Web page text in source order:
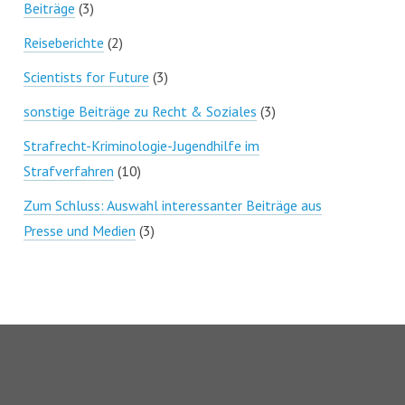
Beiträge (3)
Reiseberichte (2)
Scientists for Future (3)
sonstige Beiträge zu Recht & Soziales (3)
Strafrecht-Kriminologie-Jugendhilfe im
Strafverfahren (10)
Zum Schluss: Auswahl interessanter Beiträge aus
Presse und Medien (3)